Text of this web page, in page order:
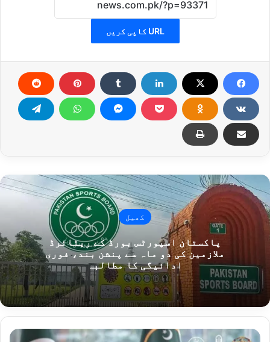
URL کاپی کریں
کھیل
پاکستان اسپورٹس بورڈ کے ریٹائرڈ
ملازمین کی دو ماہ سے پنشن بند، فوری
ادائیگی کا مطالبہ
جنگلی